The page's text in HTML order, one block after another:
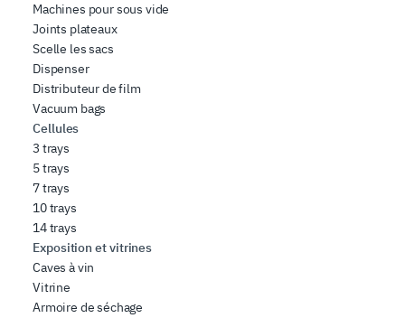
Machines pour sous vide
Joints plateaux
Scelle les sacs
Dispenser
Distributeur de film
Vacuum bags
Cellules
3 trays
5 trays
7 trays
10 trays
14 trays
Exposition et vitrines
Caves à vin
Vitrine
Armoire de séchage